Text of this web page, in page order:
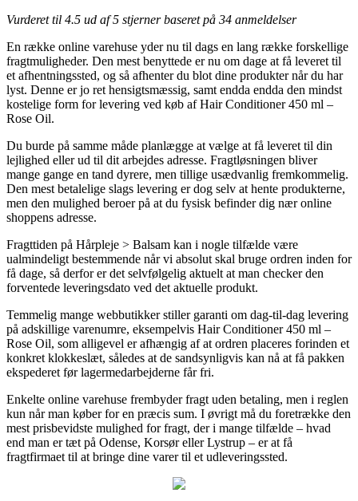
Vurderet til 4.5 ud af 5 stjerner baseret på 34 anmeldelser
En række online varehuse yder nu til dags en lang række forskellige
fragtmuligheder. Den mest benyttede er nu om dage at få leveret til
et afhentningssted, og så afhenter du blot dine produkter når du har
lyst. Denne er jo ret hensigtsmæssig, samt endda endda den mindst
kostelige form for levering ved køb af Hair Conditioner 450 ml –
Rose Oil.
Du burde på samme måde planlægge at vælge at få leveret til din
lejlighed eller ud til dit arbejdes adresse. Fragtløsningen bliver
mange gange en tand dyrere, men tillige usædvanlig fremkommelig.
Den mest betalelige slags levering er dog selv at hente produkterne,
men den mulighed beroer på at du fysisk befinder dig nær online
shoppens adresse.
Fragttiden på Hårpleje > Balsam kan i nogle tilfælde være
ualmindeligt bestemmende når vi absolut skal bruge ordren inden for
få dage, så derfor er det selvfølgelig aktuelt at man checker den
forventede leveringsdato ved det aktuelle produkt.
Temmelig mange webbutikker stiller garanti om dag-til-dag levering
på adskillige varenumre, eksempelvis Hair Conditioner 450 ml –
Rose Oil, som alligevel er afhængig af at ordren placeres forinden et
konkret klokkeslæt, således at de sandsynligvis kan nå at få pakken
ekspederet før lagermedarbejderne får fri.
Enkelte online varehuse frembyder fragt uden betaling, men i reglen
kun når man køber for en præcis sum. I øvrigt må du foretrække den
mest prisbevidste mulighed for fragt, der i mange tilfælde – hvad
end man er tæt på Odense, Korsør eller Lystrup – er at få
fragtfirmaet til at bringe dine varer til et udleveringssted.